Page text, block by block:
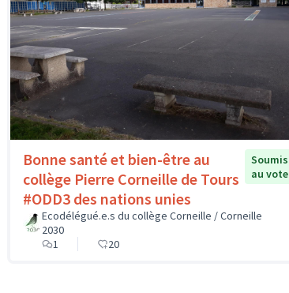
Bonne santé et bien-être au
collège Pierre Corneille de Tours
#ODD3 des nations unies
Soumis
au vote
Ecodélégué.e.s du collège Corneille / Corneille
2030
1
20